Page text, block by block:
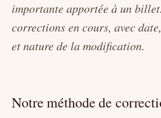
importante apportée à un
corrections en cours, avec
et nature de la modification.
Notre méthode de